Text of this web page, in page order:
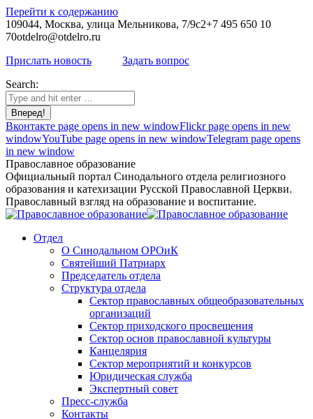
Перейти к содержанию
109044, Москва, улица Мельникова, 7/9с2+7 495 650 10
70otdelro@otdelro.ru
Прислать новость
Задать вопрос
Search:
Вконтакте page opens in new windowFlickr page opens in new
windowYouTube page opens in new windowTelegram page opens
in new window
Православное образование
Официальный портал Синодального отдела религиозного
образования и катехизации Русской Православной Церкви.
Православный взгляд на образование и воспитание.
Отдел
О Синодальном ОРОиК
Святейший Патриарх
Председатель отдела
Структура отдела
Сектор православных общеобразовательных
организаций
Сектор приходского просвещения
Сектор основ православной культуры
Канцелярия
Сектор мероприятий и конкурсов
Юридическая служба
Экспертный совет
Пресс-служба
Контакты